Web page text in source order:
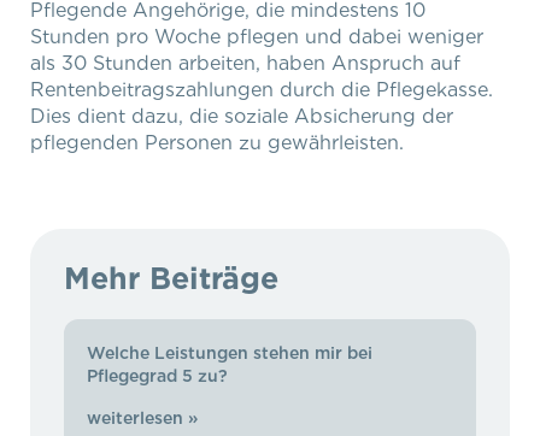
Pflegende Angehörige, die mindestens 10
Stunden pro Woche pflegen und dabei weniger
als 30 Stunden arbeiten, haben Anspruch auf
Rentenbeitragszahlungen durch die Pflegekasse.
Dies dient dazu, die soziale Absicherung der
pflegenden Personen zu gewährleisten.
Mehr Beiträge
Welche Leistungen stehen mir bei
Pflegegrad 5 zu?
weiterlesen »